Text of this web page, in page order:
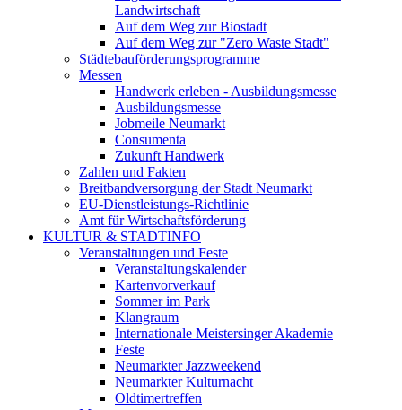
Landwirtschaft
Auf dem Weg zur Biostadt
Auf dem Weg zur "Zero Waste Stadt"
Städtebauförderungsprogramme
Messen
Handwerk erleben - Ausbildungsmesse
Ausbildungsmesse
Jobmeile Neumarkt
Consumenta
Zukunft Handwerk
Zahlen und Fakten
Breitbandversorgung der Stadt Neumarkt
EU-Dienstleistungs-Richtlinie
Amt für Wirtschaftsförderung
KULTUR & STADTINFO
Veranstaltungen und Feste
Veranstaltungskalender
Kartenvorverkauf
Sommer im Park
Klangraum
Internationale Meistersinger Akademie
Feste
Neumarkter Jazzweekend
Neumarkter Kulturnacht
Oldtimertreffen